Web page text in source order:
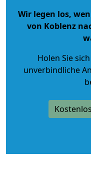
Wir legen los,
von Koblenz
Holen Sie
unverbindliche